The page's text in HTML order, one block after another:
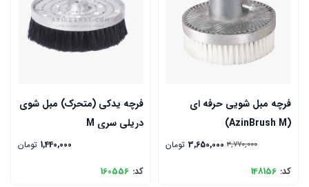
فرچه مبل شویی حرفه ای
(AzinBrush M)
3,770,000
3,650,000 تومان
کد: 148156
فرچه یدکی (متحرک) مبل شوی
دریلی سری M
1,440,000 تومان
کد: 160556